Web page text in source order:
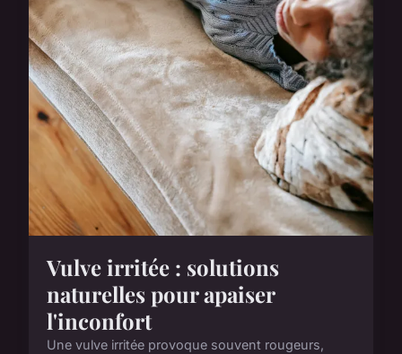
Vulve irritée : solutions
naturelles pour apaiser
l'inconfort
Une vulve irritée provoque souvent rougeurs,